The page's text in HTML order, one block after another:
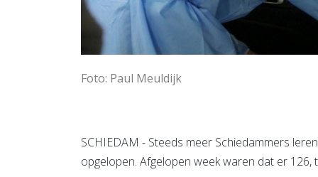
Foto: Paul Meuldijk
SCHIEDAM - Steeds meer Schiedammers
opgelopen. Afgelopen week waren dat er 126,